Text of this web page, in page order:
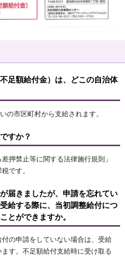
足額給付金）は、どこの自治体
の市区町村から支給されます。
すか？
押禁止等に関する法律施行規則」
です。
届きましたが、申請を忘れてい
給する際に、当初調整給付につ
とができますか。
の申請をしていない場合は、受給
す。不足額給付支給時に受け取る